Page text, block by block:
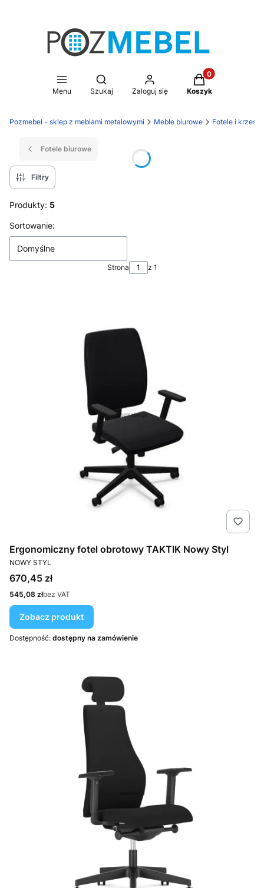
Menu
Otwórz wyszukiwarkę
Szukaj Zaloguj się
Produkty w
Koszyk
Pozmebel - sklep z meblami metalowymi Meble biurowe Fotele i
Fotele biurowe
Filtry
Produkty: 5
Lista produktów
Sortowanie:
Domyślne
Strona z 1
Ergonomiczny fotel obrotowy TAKTIK Nowy Styl
PRODUCENT
NOWY STYL
Cena
670,45 zł
Cena
545,08 złbez VAT
Zobacz produkt
Dostępność: dostępny na zamówienie